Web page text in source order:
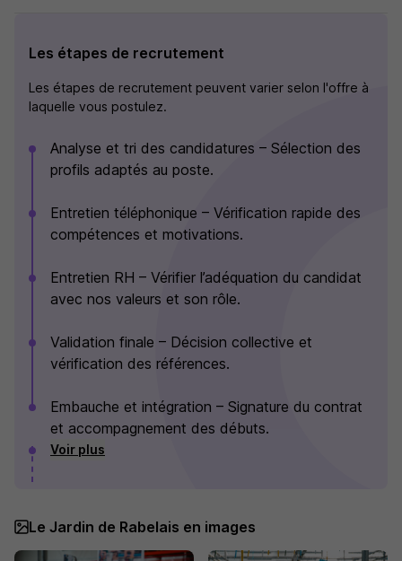
Les étapes de recrutement
Les étapes de recrutement peuvent varier selon l'offre à
laquelle vous postulez.
Analyse et tri des candidatures – Sélection des
profils adaptés au poste.
Entretien téléphonique – Vérification rapide des
compétences et motivations.
Entretien RH – Vérifier l’adéquation du candidat
avec nos valeurs et son rôle.
Validation finale – Décision collective et
vérification des références.
Embauche et intégration – Signature du contrat
et accompagnement des débuts.
Voir plus
Le Jardin de Rabelais en images